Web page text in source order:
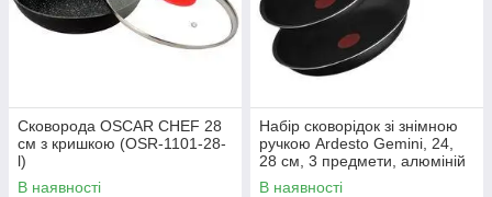
Сковорода OSCAR CHEF 28
см з кришкою (OSR-1101-28-
l)
В наявності
Набір сковорідок зі знімною
ручкою Ardesto Gemini, 24,
28 см, 3 предмети, алюміній
(AR1903GS)
В наявності